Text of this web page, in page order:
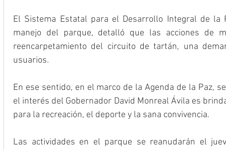
El Sistema Estatal para el Desarrollo Integral de la
manejo del parque, detalló que las acciones de
reencarpetamiento del circuito de tartán, una
usuarios.
En ese sentido, en el marco de la Agenda de la Paz,
el interés del Gobernador David Monreal Ávila es
para la recreación, el deporte y la sana convivencia.
Las actividades en el parque se reanudarán el